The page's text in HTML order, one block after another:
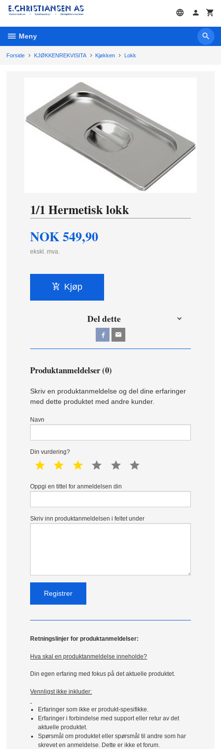
Gå
innholdet
Meny
Forside KJØKKENREKVISITA Kjøkken Lokk
1/1 Hermetisk lokk
NOK549,90
ekskl. mva.
Kjøp
Del dette
Produktanmeldelser (0)
Skriv en produktanmeldelse og del dine erfaringer
med dette produktet med andre kunder.
Navn
Din vurdering?
1 star 2 star 3 star 4 star 5 star
Oppgi en tittel for anmeldelsen din
Skriv inn produktanmeldelsen i feltet under
Retningslinjer for produktanmeldelser:
Hva skal en produktanmeldelse inneholde?
Din egen erfaring med fokus på det aktuelle produktet.
Vennligst ikke inkluder:
Erfaringer som ikke er produkt-spesifikke.
Erfaringer i forbindelse med support eller retur av det
aktuelle produktet.
Spørsmål om produktet eller spørsmål til andre som har
skrevet en anmeldelse. Dette er ikke et forum.